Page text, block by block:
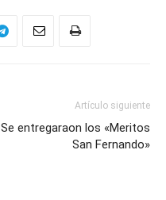
Artículo siguiente
Se entregaraon los «Meritos
San Fernando»